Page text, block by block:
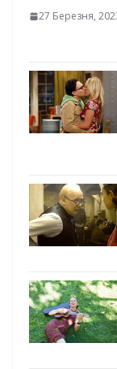
27 Березня,